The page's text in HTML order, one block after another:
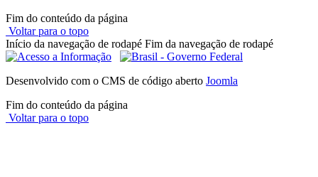
Fim do conteúdo da página
Voltar para o topo
Início da navegação de rodapé Fim da navegação de rodapé
Desenvolvido com o CMS de código aberto Joomla
Fim do conteúdo da página
Voltar para o topo